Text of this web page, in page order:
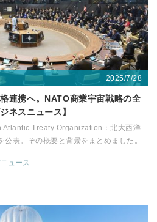
2025/7/28
連携へ。NATO商業宇宙戦略の全
ネスニュース】
Atlantic Treaty Organization：北大西洋
表。その概要と背景をまとめました。
ュース